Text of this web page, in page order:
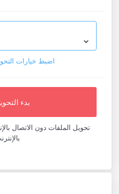
اضبط خيارات
بدء
تحويل الملفات دون الاتصال